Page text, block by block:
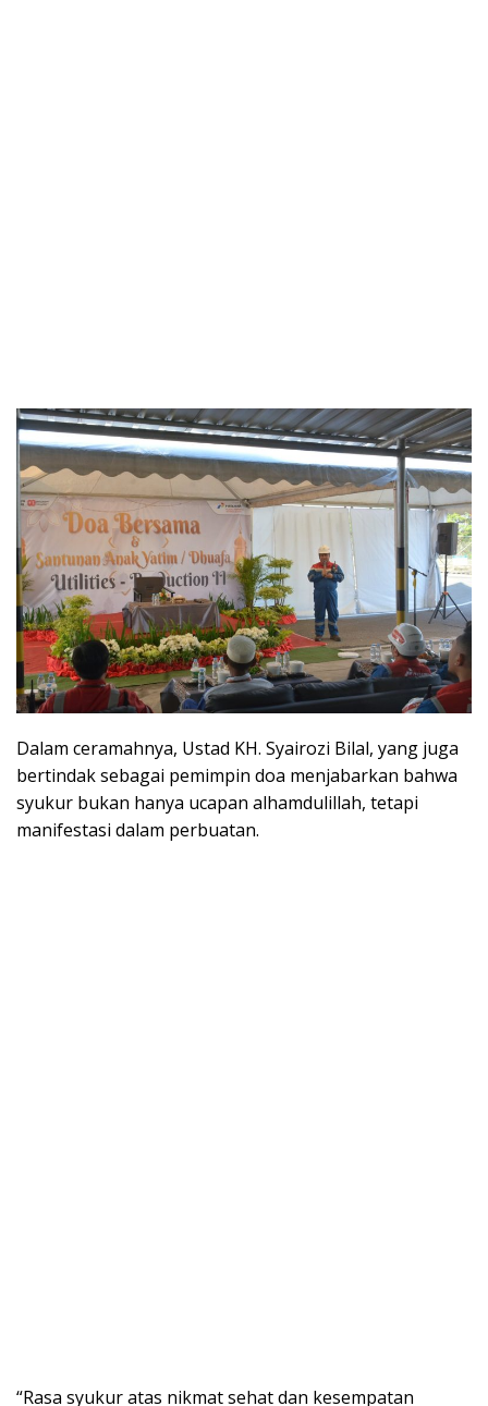
Dalam ceramahnya, Ustad KH. Syairozi Bilal, yang juga
bertindak sebagai pemimpin doa menjabarkan bahwa
syukur bukan hanya ucapan alhamdulillah, tetapi
manifestasi dalam perbuatan.
“Rasa syukur atas nikmat sehat dan kesempatan